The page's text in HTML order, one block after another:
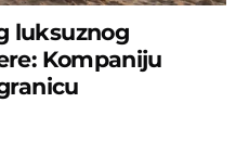
luksuznog
Kompaniju